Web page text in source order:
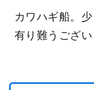
カワハギ船。
有り難うござい